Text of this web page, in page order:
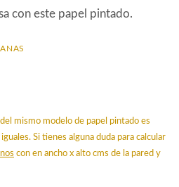
con este papel pintado.
mismo modelo de papel pintado es
Si tienes alguna duda para calcular
con en ancho x alto cms de la pared y